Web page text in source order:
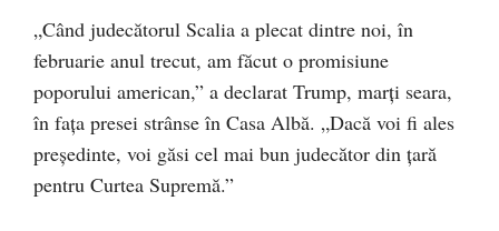
„Când judecătorul Scalia a plecat dintre noi, în
februarie anul trecut, am făcut o promisiune
poporului american,” a declarat Trump, marți seara,
în fața presei strânse în Casa Albă. „Dacă voi fi ales
președinte, voi găsi cel mai bun judecător din țară
pentru Curtea Supremă.”